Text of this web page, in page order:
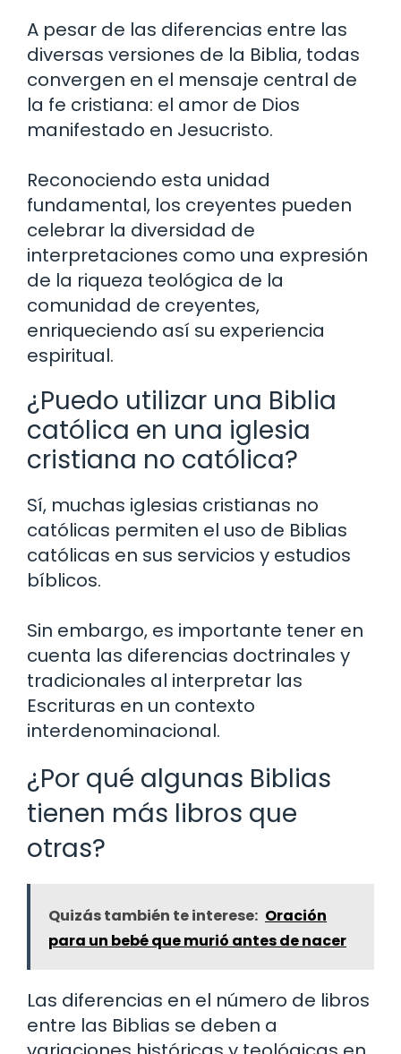
A pesar de las diferencias entre las
diversas versiones de la Biblia, todas
convergen en el mensaje central de
la fe cristiana: el amor de Dios
manifestado en Jesucristo.
Reconociendo esta unidad
fundamental, los creyentes pueden
celebrar la diversidad de
interpretaciones como una expresión
de la riqueza teológica de la
comunidad de creyentes,
enriqueciendo así su experiencia
espiritual.
¿Puedo utilizar una Biblia
católica en una iglesia
cristiana no católica?
Sí, muchas iglesias cristianas no
católicas permiten el uso de Biblias
católicas en sus servicios y estudios
bíblicos.
Sin embargo, es importante tener en
cuenta las diferencias doctrinales y
tradicionales al interpretar las
Escrituras en un contexto
interdenominacional.
¿Por qué algunas Biblias
tienen más libros que
otras?
Quizás también te interese: Oración
para un bebé que murió antes de nacer
Las diferencias en el número de libros
entre las Biblias se deben a